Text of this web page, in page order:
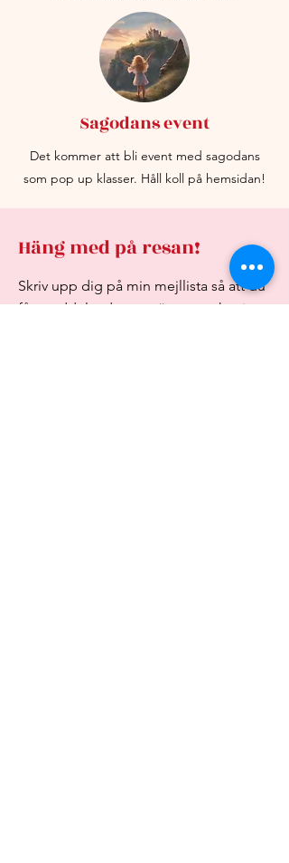
Sagodans event
Det kommer att bli event med sagodans
som pop up klasser. Håll koll på hemsidan!
Häng med på resan!
Skriv upp dig på min mejllista så att du
får meddelande om när event sker i